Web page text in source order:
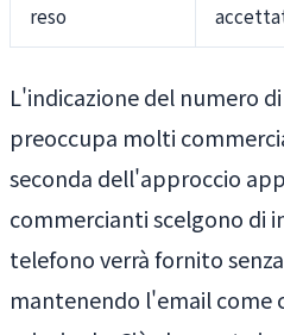
reso
L'indicazione del numero
preoccupa molti
seconda dell'approccio
commercianti scelgono di
telefono verrà fornito
mantenendo l'email come